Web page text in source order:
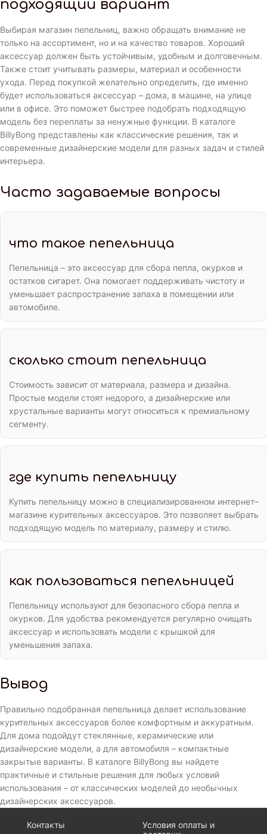
подходящий вариант
Выбирая магазин пепельниц, важно обращать внимание не
только на ассортимент, но и на качество товаров. Хороший
аксессуар должен быть устойчивым, удобным и долговечным.
Также стоит учитывать размеры, материал и особенности
ухода. Перед покупкой желательно определить, где именно
будет использоваться аксессуар – дома, в машине, на улице
или в офисе. Это поможет быстрее подобрать подходящую
модель без переплаты за ненужные функции. В каталоге
BillyBong представлены как классические решения, так и
современные дизайнерские модели для разных задач и стилей
интерьера.
Часто задаваемые вопросы
что такое пепельница
Пепельница – это аксессуар для сбора пепла, окурков и
остатков сигарет. Она помогает поддерживать чистоту и
уменьшает распространение запаха в помещении или
автомобиле.
сколько стоит пепельница
Стоимость зависит от материала, размера и дизайна.
Простые модели стоят недорого, а дизайнерские или
хрустальные варианты могут относиться к премиальному
сегменту.
где купить пепельницу
Купить пепельницу можно в специализированном интернет–
магазине курительных аксессуаров. Это позволяет выбрать
подходящую модель по материалу, размеру и стилю.
как пользоваться пепельницей
Пепельницу используют для безопасного сбора пепла и
окурков. Для удобства рекомендуется регулярно очищать
аксессуар и использовать модели с крышкой для
уменьшения запаха.
Вывод
Правильно подобранная пепельница делает использование
курительных аксессуаров более комфортным и аккуратным.
Для дома подойдут стеклянные, керамические или
дизайнерские модели, а для автомобиля – компактные
закрытые варианты. В каталоге BillyBong вы найдете
практичные и стильные решения для любых условий
использования – от классических моделей до необычных
дизайнерских аксессуаров.
Контакты
Условия оплаты и